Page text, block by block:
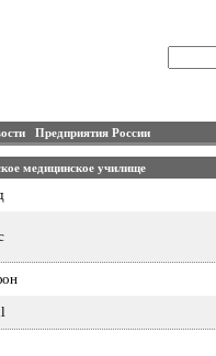
Предприятия России
медицинское училище